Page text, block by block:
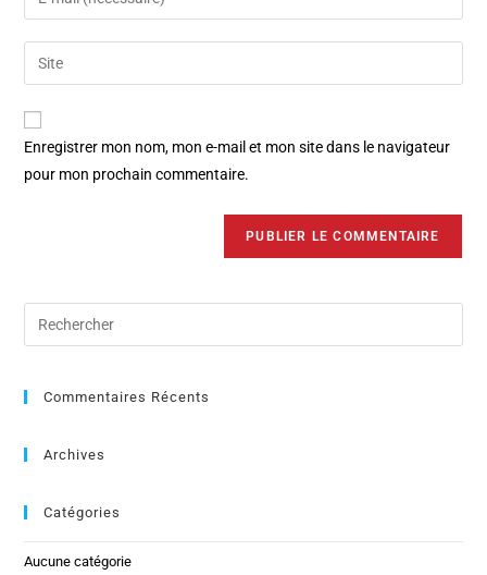
Enregistrer mon nom, mon e-mail et mon site dans le navigateur
pour mon prochain commentaire.
Commentaires Récents
Archives
Catégories
Aucune catégorie